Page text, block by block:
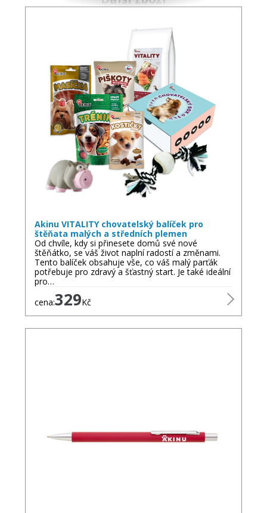
Akinu VITALITY chovatelský balíček pro
štěňata malých a středních plemen
Od chvíle, kdy si přinesete domů své nové
štěňátko, se váš život naplní radostí a změnami.
Tento balíček obsahuje vše, co váš malý parťák
potřebuje pro zdravý a šťastný start. Je také ideální
pro…
cena:329Kč